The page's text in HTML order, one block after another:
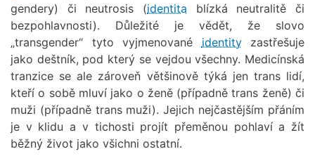
gendery) či neutrosis (identita blízká neutralitě či
bezpohlavnosti). Důležité je vědět, že slovo
„transgender“ tyto vyjmenované identityzastřešuje
jako deštník, pod který se vejdou všechny. Medicínská
tranzice se ale zároveň většinově týká jen trans lidí,
kteří o sobě mluví jako o ženě (případně trans ženě) či
muži (případně trans muži). Jejich nejčastějším přáním
je v klidu a v tichosti projít přeměnou pohlaví a žít
běžný život jako všichni ostatní.